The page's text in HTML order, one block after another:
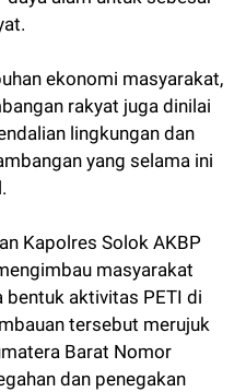
ekonomi masyarakat,
rakyat juga dinilai
lingkungan dan
yang selama ini
Kapolres Solok AKBP
masyarakat
bentuk aktivitas PETI di
tersebut merujuk
Barat Nomor
dan penegakan